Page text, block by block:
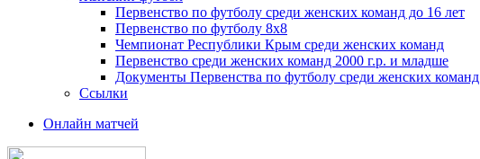
Первенство по футболу среди женских команд до 16 лет
Первенство по футболу 8х8
Чемпионат Республики Крым среди женских команд
Первенство среди женских команд 2000 г.р. и младше
Документы Первенства по футболу среди женских команд
Ссылки
Онлайн матчей